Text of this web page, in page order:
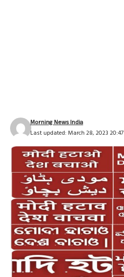
Last updated: March 28, 2023 20:47
Morning News India